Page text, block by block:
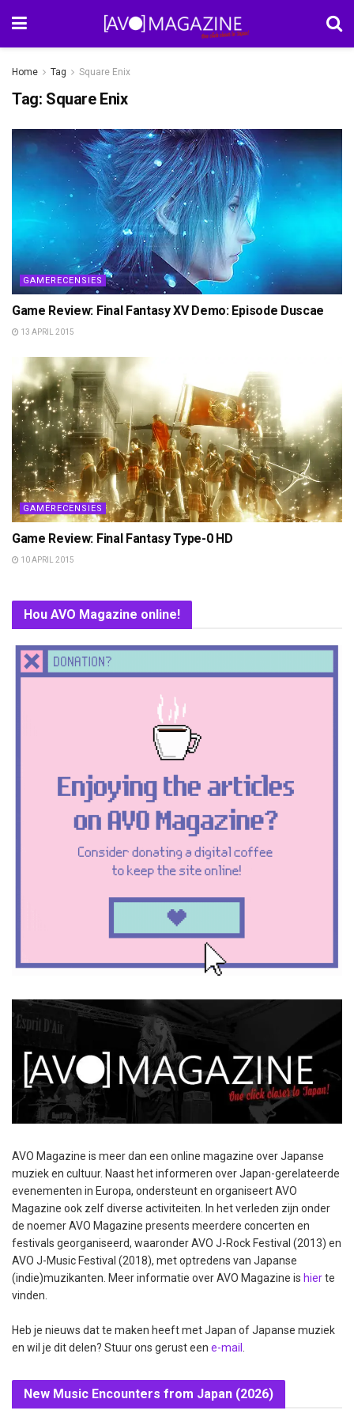
Home Tag Square Enix
Tag: Square Enix
GAMERECENSIES
Game Review: Final Fantasy XV Demo: Episode Duscae
13 APRIL 2015
GAMERECENSIES
Game Review: Final Fantasy Type-0 HD
10 APRIL 2015
Hou AVO Magazine online!
AVO Magazine is meer dan een online magazine over Japanse
muziek en cultuur. Naast het informeren over Japan-gerelateerde
evenementen in Europa, ondersteunt en organiseert AVO
Magazine ook zelf diverse activiteiten. In het verleden zijn onder
de noemer AVO Magazine presents meerdere concerten en
festivals georganiseerd, waaronder AVO J-Rock Festival (2013) en
AVO J-Music Festival (2018), met optredens van Japanse
(indie)muzikanten. Meer informatie over AVO Magazine is hierte
vinden.
Heb je nieuws dat te maken heeft met Japan of Japanse muziek
en wil je dit delen? Stuur ons gerust een e-mail
New Music Encounters from Japan (2026)